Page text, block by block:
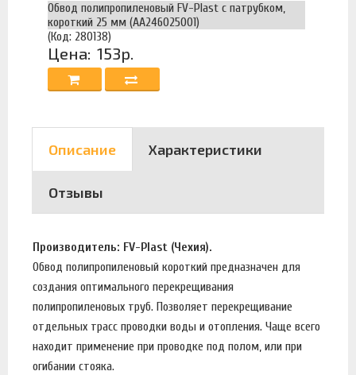
Обвод полипропиленовый FV-Plast с патрубком,
короткий 25 мм (AA246025001)
(Код: 280138)
Цена: 153р.
Описание Характеристики
Отзывы
Производитель: FV-Plast (Чехия).
Обвод полипропиленовый короткий предназначен для
создания оптимального перекрещивания
полипропиленовых труб. Позволяет перекрещивание
отдельных трасс проводки воды и отопления. Чаще всего
находит применение при проводке под полом, или при
огибании стояка.